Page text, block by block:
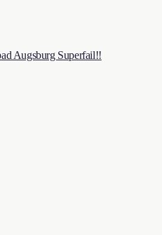
Augsburg Superfail!!